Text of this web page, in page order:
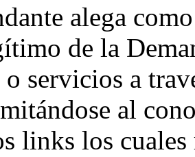
alega
de la
servicios a
al
links los